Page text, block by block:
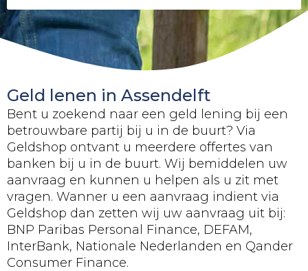
Geld lenen in Assendelft
Bent u zoekend naar een geld lening bij een
betrouwbare partij bij u in de buurt? Via
Geldshop ontvant u meerdere offertes van
banken bij u in de buurt. Wij bemiddelen uw
aanvraag en kunnen u helpen als u zit met
vragen. Wanner u een aanvraag indient via
Geldshop dan zetten wij uw aanvraag uit bij:
BNP Paribas Personal Finance, DEFAM,
InterBank, Nationale Nederlanden en Qander
Consumer Finance.